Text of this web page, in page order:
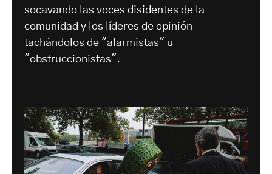
socavando las voces disidentes de la
comunidad y los líderes de opinión
tachándolos de "alarmistas" u
"obstruccionistas".